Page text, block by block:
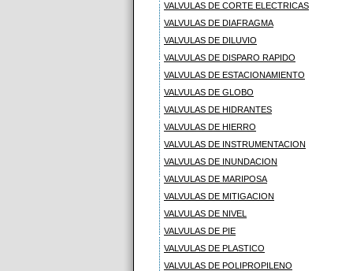
VALVULAS DE CORTE ELECTRICAS
VALVULAS DE DIAFRAGMA
VALVULAS DE DILUVIO
VALVULAS DE DISPARO RAPIDO
VALVULAS DE ESTACIONAMIENTO
VALVULAS DE GLOBO
VALVULAS DE HIDRANTES
VALVULAS DE HIERRO
VALVULAS DE INSTRUMENTACION
VALVULAS DE INUNDACION
VALVULAS DE MARIPOSA
VALVULAS DE MITIGACION
VALVULAS DE NIVEL
VALVULAS DE PIE
VALVULAS DE PLASTICO
VALVULAS DE POLIPROPILENO